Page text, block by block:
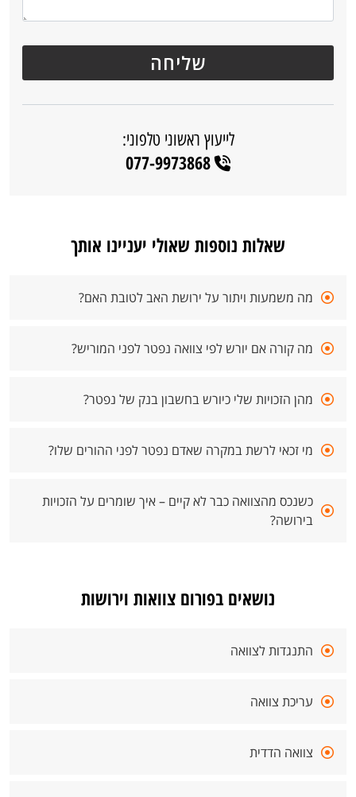
לייעוץ ראשוני טלפוני:
077-9973868
שאלות נוספות שאולי יעניינו אותך
מה משמעות ויתור על ירושת האב לטובת האם?
מה קורה אם יורש לפי צוואה נפטר לפני המוריש?
מהן הזכויות שלי כיורש בחשבון בנק של נפטר?
מי זכאי לרשת במקרה שאדם נפטר לפני ההורים שלו?
כשנכס מהצוואה כבר לא קיים – איך שומרים על הזכויות
בירושה?
נושאים בפורום צוואות וירושות
התנגדות לצוואה
עריכת צוואה
צוואה הדדית